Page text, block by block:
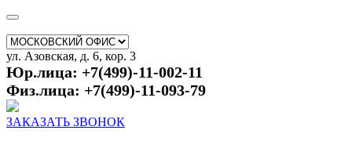
ул. Азовская, д. 6, кор. 3
Юр.лица: +7(499)-11-002-11
Физ.лица: +7(499)-11-093-79
ЗАКАЗАТЬ ЗВОНОК